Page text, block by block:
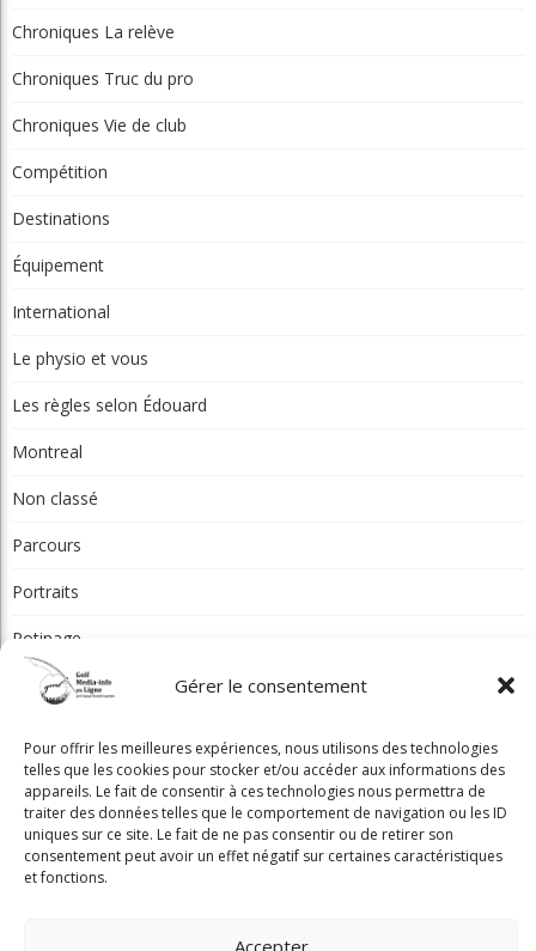
Gérer le consentement
Pour offrir les meilleures expériences, nous utilisons des technologies
telles que les cookies pour stocker et/ou accéder aux informations des
appareils. Le fait de consentir à ces technologies nous permettra de
traiter des données telles que le comportement de navigation ou les ID
uniques sur ce site. Le fait de ne pas consentir ou de retirer son
consentement peut avoir un effet négatif sur certaines caractéristiques
et fonctions.
Accepter
Chroniques Truc du pro
Chroniques Vie de club
Compétition
Destinations
Équipement
International
Le physio et vous
Les règles selon Édouard
Montreal
Non classé
Parcours
Portraits
Potinage
Québec
Réflexion
Toutes les régions
Articles récents